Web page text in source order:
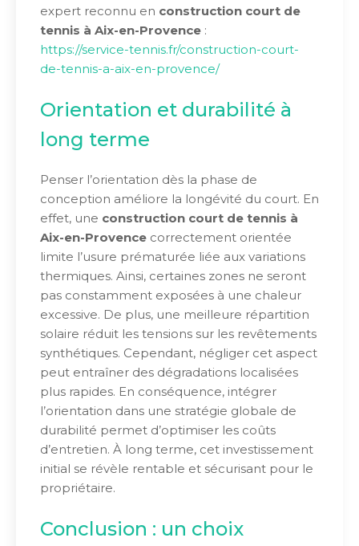
expert reconnu en construction court de
tennis à Aix-en-Provence :
https://service-tennis.fr/construction-court-
de-tennis-a-aix-en-provence/
Orientation et durabilité à
long terme
Penser l’orientation dès la phase de
conception améliore la longévité du court. En
effet, une construction court de tennis à
Aix-en-Provence correctement orientée
limite l’usure prématurée liée aux variations
thermiques. Ainsi, certaines zones ne seront
pas constamment exposées à une chaleur
excessive. De plus, une meilleure répartition
solaire réduit les tensions sur les revêtements
synthétiques. Cependant, négliger cet aspect
peut entraîner des dégradations localisées
plus rapides. En conséquence, intégrer
l’orientation dans une stratégie globale de
durabilité permet d’optimiser les coûts
d’entretien. À long terme, cet investissement
initial se révèle rentable et sécurisant pour le
propriétaire.
Conclusion : un choix